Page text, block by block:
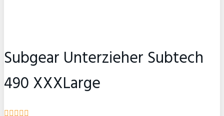
Subgear Unterzieher Subtech
490 XXXLarge